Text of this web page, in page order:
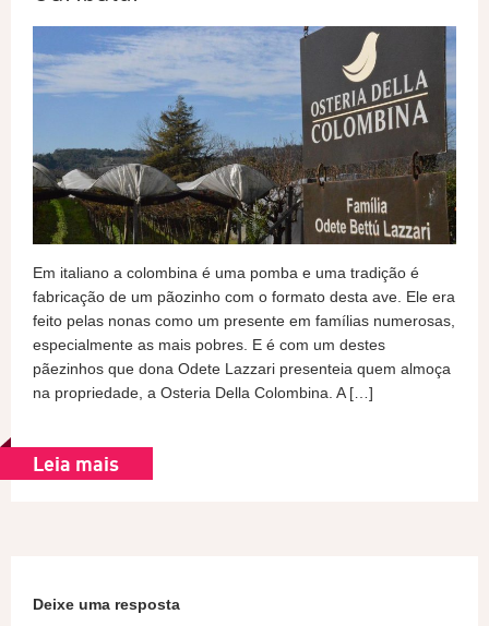
Em italiano a colombina é uma pomba e uma tradição é
fabricação de um pãozinho com o formato desta ave. Ele era
feito pelas nonas como um presente em famílias numerosas,
especialmente as mais pobres. E é com um destes
pãezinhos que dona Odete Lazzari presenteia quem almoça
na propriedade, a Osteria Della Colombina. A […]
Leia mais
Deixe uma resposta